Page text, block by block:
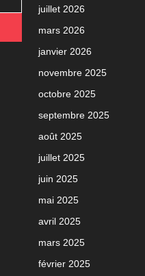
juillet 2026
mars 2026
janvier 2026
novembre 2025
octobre 2025
septembre 2025
août 2025
juillet 2025
juin 2025
mai 2025
avril 2025
mars 2025
février 2025